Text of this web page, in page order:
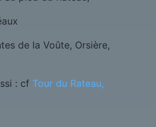
de la Voûte, Orsière,
: cf Tour du Rateau,